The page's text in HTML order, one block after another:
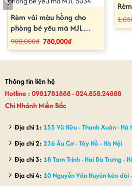
Rèm vải màu hồng cho
phòng bé yêu mã MJL
5034
900,000₫ Giá
gốc
là:
900,000₫.
780,000₫Giá
hiện
tại
là:
Thông tin liên hệ
Hotline : 0981781888 - 024.858.24888
Chi Nhánh Miền Bắc
Địa chỉ 1: 155 Vũ Hữu - Thanh Xuân - Hà
Địa chỉ 2: 236 Âu Cơ - Tây Hồ - Hà Nội
Địa chỉ 3: 18 Tam Trinh - Hai Bà Trưng -
Địa chỉ 4: 10 Nguyễn Văn Huyên kéo dài